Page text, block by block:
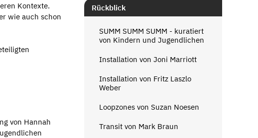
Kontexte.
wie auch schon
von Hannah
Rückblick
SUMM SUMM SUMM - kuratiert
von Kindern und Jugendlichen
Installation von Joni Marriott
Installation von Fritz Laszlo
Weber
Loopzones von Suzan Noesen
Transit von Mark Braun